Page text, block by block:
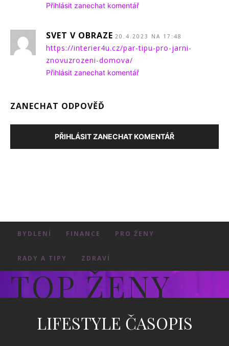
Přihlásit zanechat komentář
SVET V OBRAZE 20.4.2023 NA 17:48
https://interier4u.cz/par-tipu-pro-jarni-
znovuzrozeni-domova/
Přihlásit zanechat komentář
ZANECHAT ODPOVĚĎ
PŘIHLÁSIT ZANECHAT KOMENTÁŘ
BYDLENÍ FINANCE PRO ŽENY
RADY A TIPY ZDRAVÍ
TOP ŽENY
LIFESTYLE ČASOPIS